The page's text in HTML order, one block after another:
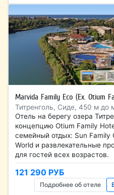
Marvida Family Eco (Ex. Otium
Титренголь, Сиде, 450 м до
Отель на берегу озера
концепцию Otium Family
семейный отдых: Sun Family
World и развлекательные
для гостей всех возрастов.
121 290 РУБ
Подробнее об отеле